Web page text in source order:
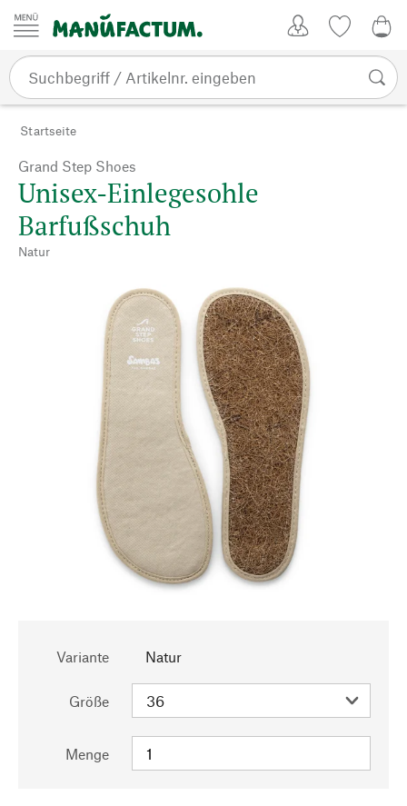
Zum Inhalt springen
Startseite
Grand Step Shoes
Unisex-Einlegesohle
Barfußschuh
Natur
Variante Natur
Größe
Menge